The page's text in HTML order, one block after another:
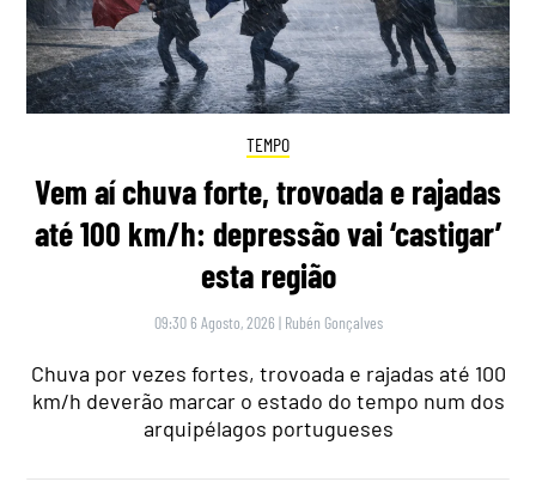
TEMPO
Vem aí chuva forte, trovoada e rajadas
até 100 km/h: depressão vai ‘castigar’
esta região
09:30 6 Agosto, 2026 | Rubén Gonçalves
Chuva por vezes fortes, trovoada e rajadas até 100
km/h deverão marcar o estado do tempo num dos
arquipélagos portugueses